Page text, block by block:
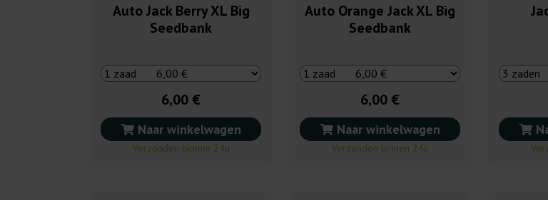
Auto Jack Berry XL Big
Seedbank
6,00 €
Naar winkelwagen
Verzonden binnen 24u
Auto Orange Jack XL Big
Seedbank
6,00 €
Naar winkelwagen
Verzonden binnen 24u